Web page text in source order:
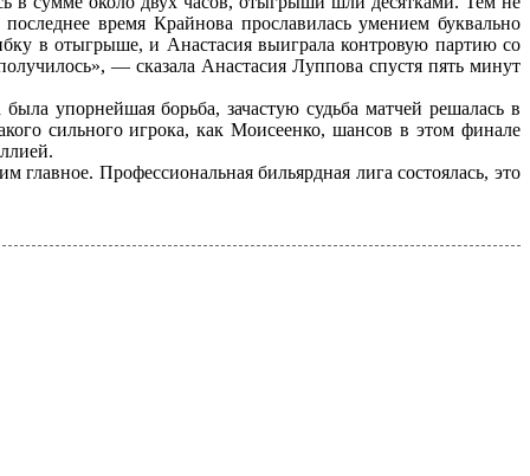
время Крайнова прославилась умением буквально
в отыгрыше, и Анастасия выиграла контровую партию со
— сказала Анастасия Луппова спустя пять минут
упорнейшая борьба, зачастую судьба матчей решалась в
сильного игрока, как Моисеенко, шансов в этом финале
Профессиональная бильярдная лига состоялась, это